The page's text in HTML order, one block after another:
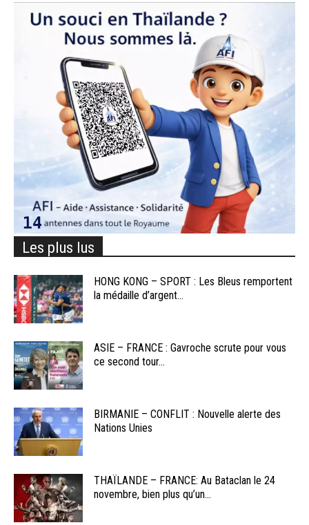
Les plus lus
HONG KONG – SPORT : Les Bleus remportent
la médaille d’argent...
ASIE – FRANCE : Gavroche scrute pour vous
ce second tour...
BIRMANIE – CONFLIT : Nouvelle alerte des
Nations Unies
THAÏLANDE – FRANCE: Au Bataclan le 24
novembre, bien plus qu’un...